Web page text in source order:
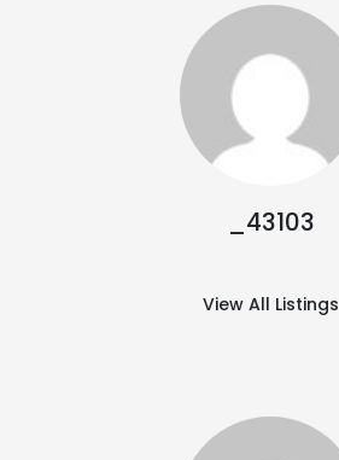
_43103
View All Listings